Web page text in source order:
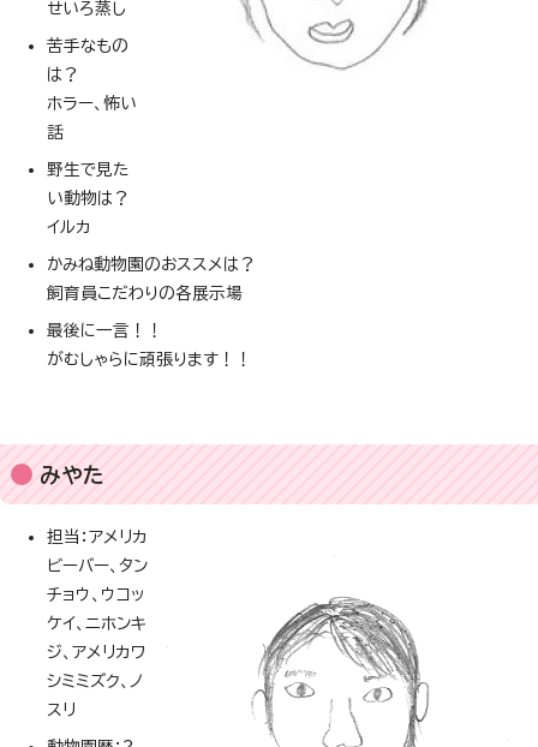
せいろ蒸し
苦手なもの
は？
ホラー、怖い
話
野生で見た
い動物は？
イルカ
かみね動物園のおススメは？
飼育員こだわりの各展示場
最後に一言！！
がむしゃらに頑張ります！！
みやた
担当：アメリカ
ビーバー、タン
チョウ、ウコッ
ケイ、ニホンキ
ジ、アメリカワ
シミミズク、ノ
スリ